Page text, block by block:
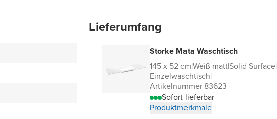
Lieferumfang
Storke Mata Waschtisch
145 x 52 cm|Weiß matt|Solid Surface|
Einzelwaschtisch|
Artikelnummer 83623
Sofort lieferbar
Produktmerkmale